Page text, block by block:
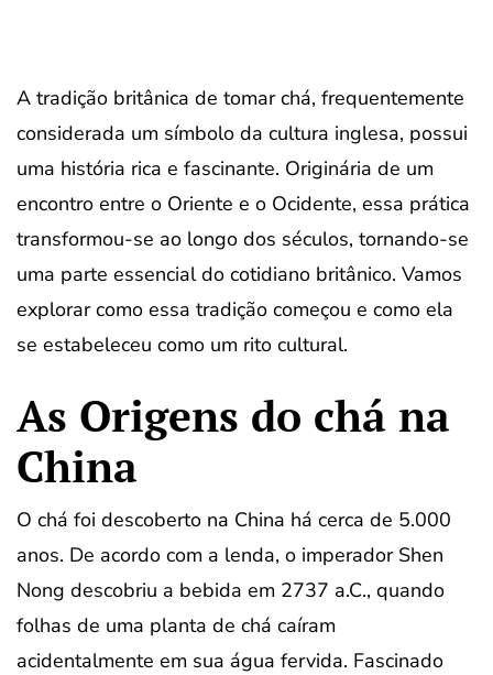
A tradição britânica de tomar chá, frequentemente
considerada um símbolo da cultura inglesa, possui
uma história rica e fascinante. Originária de um
encontro entre o Oriente e o Ocidente, essa prática
transformou-se ao longo dos séculos, tornando-se
uma parte essencial do cotidiano britânico. Vamos
explorar como essa tradição começou e como ela
se estabeleceu como um rito cultural.
As Origens do chá na
China
O chá foi descoberto na China há cerca de 5.000
anos. De acordo com a lenda, o imperador Shen
Nong descobriu a bebida em 2737 a.C., quando
folhas de uma planta de chá caíram
acidentalmente em sua água fervida. Fascinado